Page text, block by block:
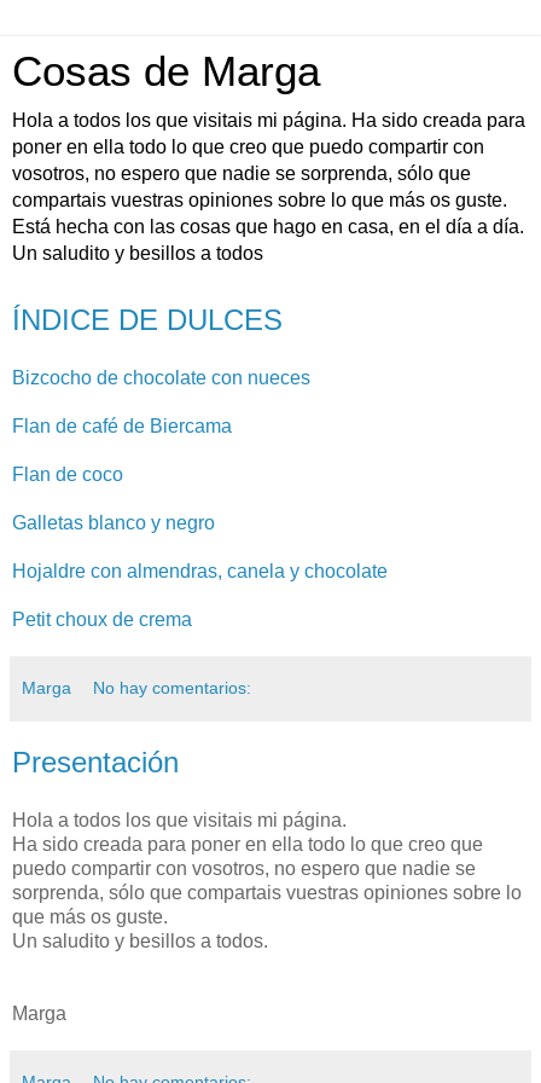
Cosas de Marga
Hola a todos los que visitais mi página. Ha sido creada para
poner en ella todo lo que creo que puedo compartir con
vosotros, no espero que nadie se sorprenda, sólo que
compartais vuestras opiniones sobre lo que más os guste.
Está hecha con las cosas que hago en casa, en el día a día.
Un saludito y besillos a todos
ÍNDICE DE DULCES
Bizcocho de chocolate con nueces
Flan de café de Biercama
Flan de coco
Galletas blanco y negro
Hojaldre con almendras, canela y chocolate
Petit choux de crema
Marga No hay comentarios:
Presentación
Hola a todos los que visitais mi página.
Ha sido creada para poner en ella todo lo que creo que
puedo compartir con vosotros, no espero que nadie se
sorprenda, sólo que compartais vuestras opiniones sobre lo
que más os guste.
Un saludito y besillos a todos.
Marga